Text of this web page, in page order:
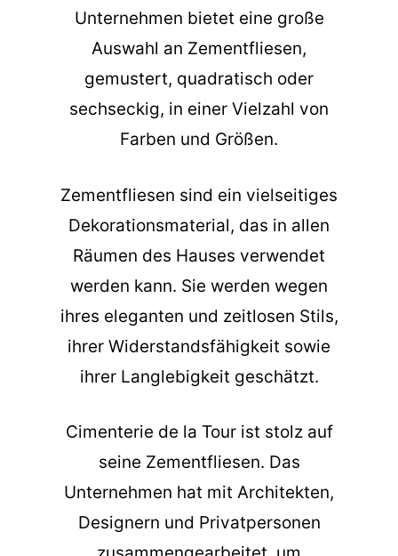
Unternehmen bietet eine große
Auswahl an Zementfliesen,
gemustert, quadratisch oder
sechseckig, in einer Vielzahl von
Farben und Größen.
Zementfliesen sind ein vielseitiges
Dekorationsmaterial, das in allen
Räumen des Hauses verwendet
werden kann. Sie werden wegen
ihres eleganten und zeitlosen Stils,
ihrer Widerstandsfähigkeit sowie
ihrer Langlebigkeit geschätzt.
Cimenterie de la Tour ist stolz auf
seine Zementfliesen. Das
Unternehmen hat mit Architekten,
Designern und Privatpersonen